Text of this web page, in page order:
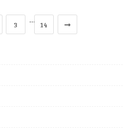
3
…
14